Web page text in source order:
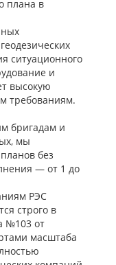
плана в
ситуационного
и
высокую
требованиям.
бригадам и
мы
без
— от 1 до
РЭС
строго в
№103 от
масштаба